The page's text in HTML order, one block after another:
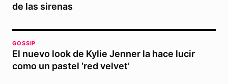
de las sirenas
GOSSIP
El nuevo look de Kylie Jenner la hace lucir
como un pastel ‘red velvet’